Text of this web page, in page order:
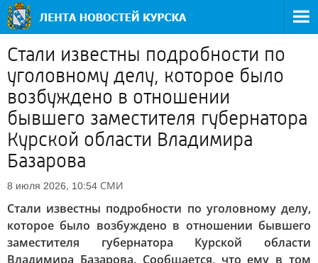
Стали известны подробности по
уголовному делу, которое было
возбуждено в отношении
бывшего заместителя губернатора
Курской области Владимира
Базарова
8 июля 2026, 10:54 СМИ
Стали известны подробности по уголовному делу,
которое было возбуждено в отношении бывшего
заместителя губернатора Курской области
Владимира Базарова. Сообщается, что ему в том